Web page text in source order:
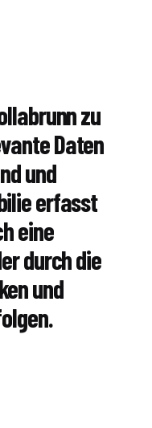
zu
Daten
und
erfasst
eine
durch die
und